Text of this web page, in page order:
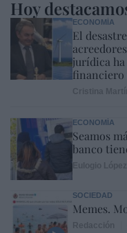
Hoy
ECONOMÍA
El
jurídica ha
financiero
ECONOMÍA
Seamos
banco
SOCIEDAD
Memes.